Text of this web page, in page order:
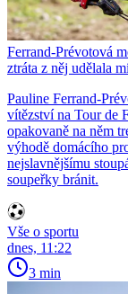
Ferrand-Prévotová
ztráta z něj udělala
Pauline Ferrand-
vítězství na Tour de
opakovaně na něm
výhodě domácího
nejslavnějšímu
soupeřky bránit.
Vše o sportu
dnes, 11:22
3 min